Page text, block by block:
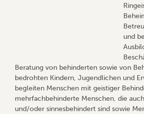
und
Beratung von behinderten sowie von
bedrohten Kindern, Jugendlichen und
begleiten Menschen mit geistiger
mehrfachbehinderte Menschen, die
und/oder sinnesbehindert sind sowie